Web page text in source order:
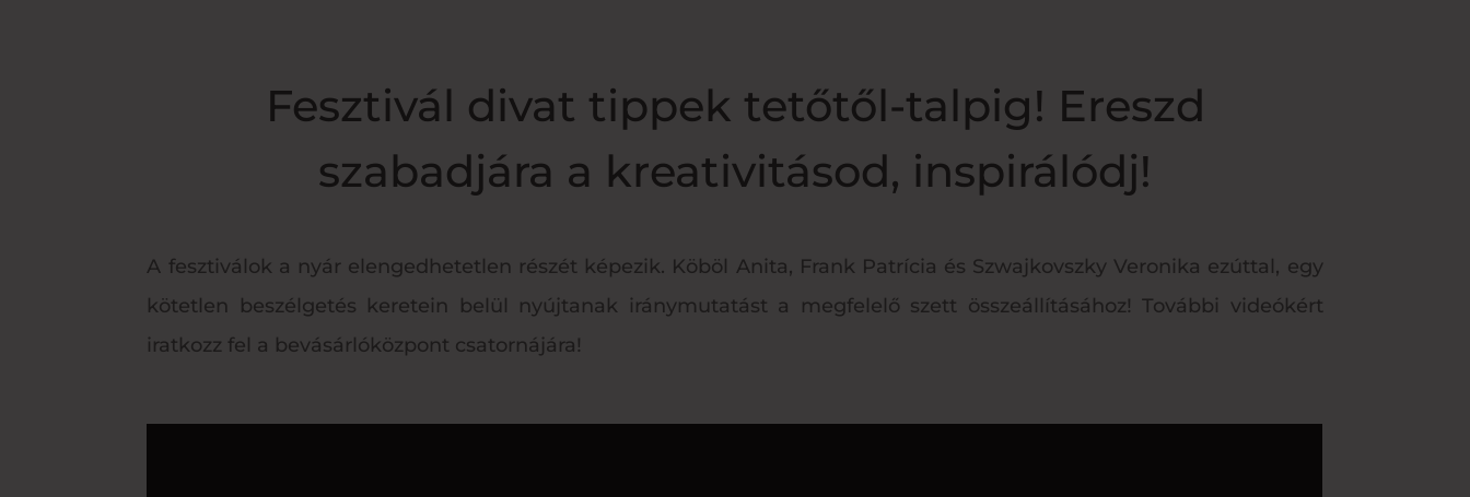
Fesztivál divat tippek tetőtől-talpig! Ereszd
szabadjára a kreativitásod, inspirálódj!
A fesztiválok a nyár elengedhetetlen részét képezik. Köböl Anita, Frank Patrícia és Szwajkovszky Veronika ezúttal, egy
kötetlen beszélgetés keretein belül nyújtanak iránymutatást a megfelelő szett összeállításához! További videókért
iratkozz fel a bevásárlóközpont csatornájára!